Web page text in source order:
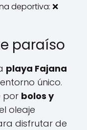
deportiva: ❌
paraíso
playa Fajana
único.
por bolos y
oleaje
disfrutar de